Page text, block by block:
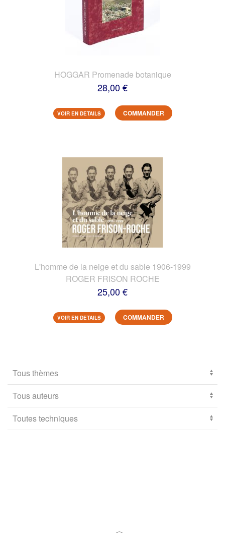
HOGGAR Promenade botanique
28,00 €
VOIR EN DETAILS COMMANDER
L'homme de la neige et du sable 1906-1999
ROGER FRISON ROCHE
25,00 €
VOIR EN DETAILS COMMANDER